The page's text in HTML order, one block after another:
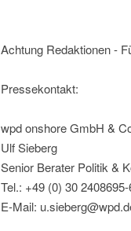
Achtung Redaktionen -
Pressekontakt:
wpd onshore GmbH &
Ulf Sieberg
Senior Berater Politik &
Tel.: +49 (0) 30
E-Mail: